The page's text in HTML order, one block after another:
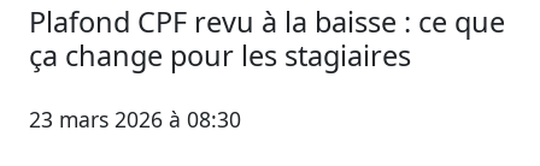
Plafond CPF revu à la baisse : ce que
ça change pour les stagiaires
23 mars 2026 à 08:30